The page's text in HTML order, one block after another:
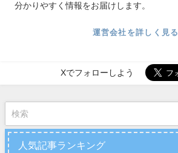
分かりやすく情報をお届けします。
運営会社を詳しく見る
Xでフォローしよう
人気記事ランキング